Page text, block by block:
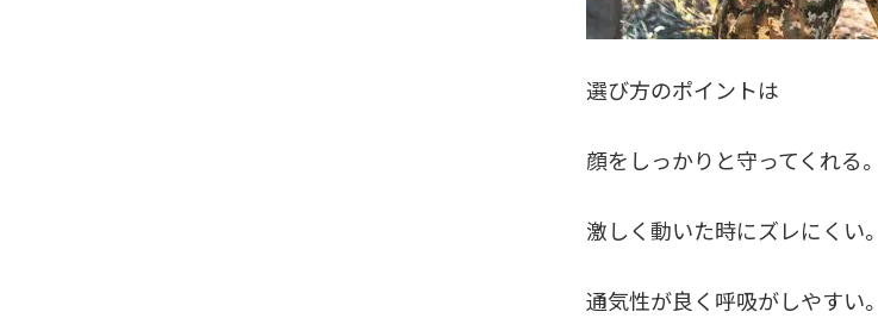
選び方のポイントは
顔をしっかりと守ってくれる。
激しく動いた時にズレにくい。
通気性が良く呼吸がしやすい。